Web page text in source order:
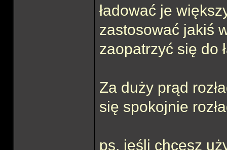
ładować je
zastosować jakiś
zaopatrzyć się do
Za duży prąd
się spokojnie
ps. jeśli chcesz